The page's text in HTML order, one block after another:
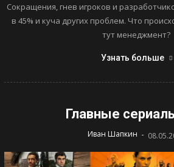
Сокращения, гнев игроков и
в 45% и куча других проблем. Что
тут менеджмент?
Узнать больше
Главные
Иван Шапкин -